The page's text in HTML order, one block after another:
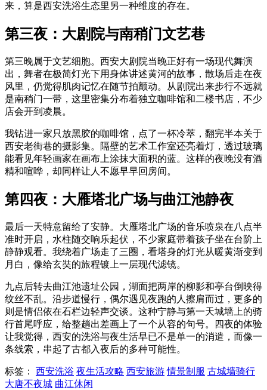
来，算是西安洗浴生态里另一种维度的存在。
第三夜：大剧院与南稍门文艺巷
第三晚属于文艺细胞。西安大剧院当晚正好有一场现代舞演
出，舞者在极简灯光下用身体讲述黄河的故事，散场后走在夜
风里，仍觉得肌肉记忆在随节拍颤动。从剧院出来步行不远就
是南稍门一带，这里密集分布着独立咖啡馆和二楼书店，不少
店会开到凌晨。
我钻进一家只放黑胶的咖啡馆，点了一杯冷萃，翻完半本关于
西安老街巷的摄影集。隔壁的艺术工作室还亮着灯，透过玻璃
能看见年轻画家在画布上涂抹大面积的蓝。这样的夜晚没有酒
精和喧哗，却同样让人不愿早早回房间。
第四夜：大雁塔北广场与曲江池静夜
最后一天特意留给了安静。大雁塔北广场的音乐喷泉在八点半
准时开启，水柱随交响乐起伏，不少家庭带着孩子坐在台阶上
静静观看。我绕着广场走了三圈，看塔身的灯光从暖黄渐变到
月白，像给玄奘的旅程镀上一层现代滤镜。
九点后转去曲江池遗址公园，湖面把两岸的柳影和亭台倒映得
纹丝不乱。沿步道慢行，偶尔遇见夜跑的人擦肩而过，更多的
则是情侣依在石栏边轻声交谈。这种宁静与第一天城墙上的骑
行首尾呼应，给整趟出差画上了一个从容的句号。四夜的体验
让我觉得，西安的洗浴与夜生活早已不是单一的消遣，而像一
条线索，串起了古都入夜后的多种可能性。
标签： 西安洗浴 夜生活攻略 西安旅游 情景制服 古城墙骑行
大唐不夜城 曲江休闲